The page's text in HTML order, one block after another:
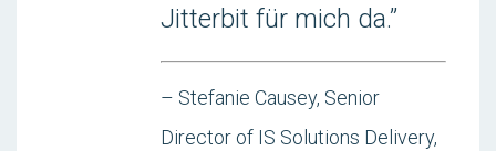
Jitterbit für mich da.”
– Stefanie Causey, Senior
Director of IS Solutions Delivery,